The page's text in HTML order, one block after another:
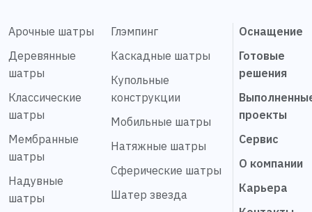
Арочные шатры
Деревянные
шатры
Классические
шатры
Мембранные
шатры
Надувные
шатры
Глэмпинг
Каскадные шатры
Купольные
конструкции
Мобильные шатры
Натяжные шатры
Сферические шатры
Шатер звезда
Оснащение
Готовые
решения
проекты
Сервис
О компании
Карьера